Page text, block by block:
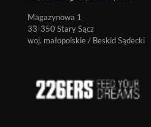
Magazynowa 1
33-350 Stary Sącz
woj. małopolskie / Beskid Sądecki